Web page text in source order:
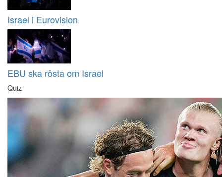
Israel i Eurovision
EBU ska rösta om Israel
Quiz